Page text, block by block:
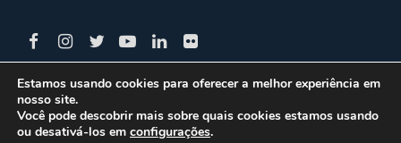
CBIC | SBN Quadra 01 – Bloco I – 4º Andar Edifício:
Armando Monteiro Neto - CEP 70.040-913 - Brasília/DF
Estamos usando cookies para oferecer a melhor experiência em
nosso site.
Você pode descobrir mais sobre quais cookies estamos usando
ou desativá-los em configurações.